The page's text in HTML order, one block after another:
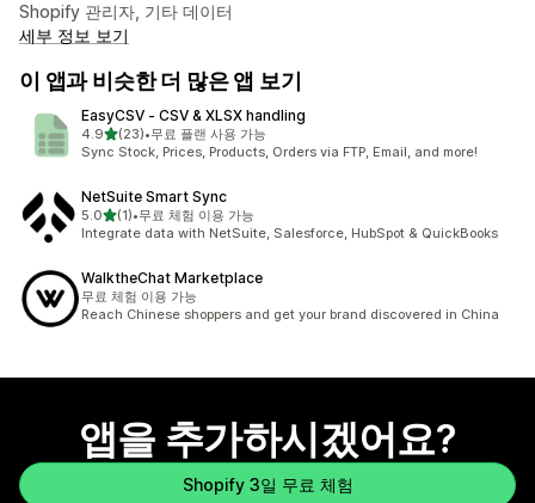
Shopify 관리자, 기타 데이터
세부 정보 보기
이 앱과 비슷한 더 많은 앱 보기
EasyCSV ‑ CSV & XLSX handling
4.9별 5개 중
(23)
총 리뷰 23개
•무료 플랜 사용 가능
Sync Stock, Prices, Products, Orders via FTP, Email, and more!
NetSuite Smart Sync
5.0별 5개 중
(1)
총 리뷰 1개
•무료 체험 이용 가능
Integrate data with NetSuite, Salesforce, HubSpot & QuickBooks
WalktheChat Marketplace
무료 체험 이용 가능
Reach Chinese shoppers and get your brand discovered in China
앱을 추가하시겠어요?
Shopify 3일 무료 체험